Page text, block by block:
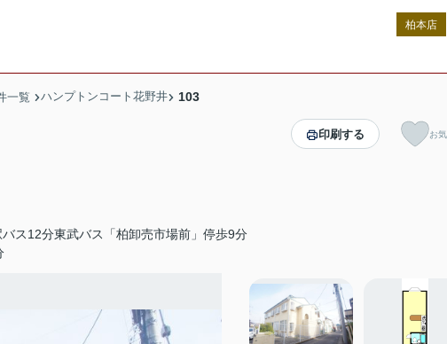
柏本店
一覧 ハンプトンコート花野井 103
ス12分東武バス「柏卸売市場前」停歩9分
印刷する お